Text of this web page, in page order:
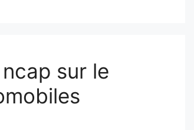
sur le